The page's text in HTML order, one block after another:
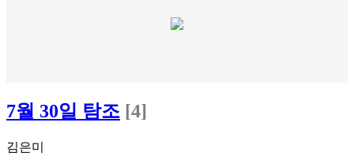
7월 30일 탐조 [4]
김은미